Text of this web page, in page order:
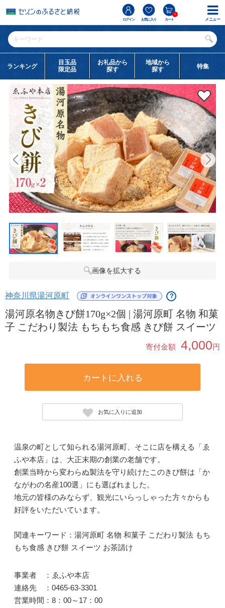
ログイン お気に入り カート
0
ランキング
目玉品
限定品
お礼品から
探す
地域から
探す
特集
画像を拡大する
神奈川県湯河原町 ？
湯河原名物きび餅170g×2個 | 湯河原町 名物 和菓
子 こだわり製法 もちもち食感 きび餅 スイーツ
寄付金額 4,000円
カートに入れる
お気に入りに追加
温泉の町として知られる湯河原町、そこに店を構える「ゑ
ふや本店」は、大正末期の創業の老舗です。
創業当時から変わらぬ製法を守り続けたこのきび餅は「か
ながわの名産100選」にも選ばれました。
地元の皆様のみならず、観光にいらっしゃった方々からも
好評をいただいています。
関連キーワード：湯河原町 名物 和菓子 こだわり製法 もち
もち食感 きび餅 スイーツ お茶請け
事業者 ：ゑふや本店
連絡先 ：0465-63-3301
営業時間：8：00～17：00
メニュー